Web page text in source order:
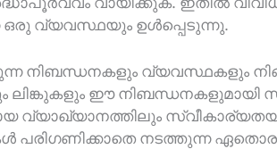
ഒരു വ്യവസ്ഥയും ഉൾപ്പെടുന്നു.
നിബന്ധനകളും വ്യവസ്ഥകളും
ലിങ്കുകളും ഈ നിബന്ധനകളുമായി
വ്യാഖ്യാനത്തിലും
പരിഗണിക്കാതെ നടത്തുന്ന